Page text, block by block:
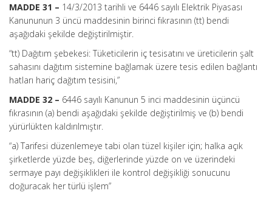
MADDE 31 – 14/3/2013 tarihli ve 6446 sayılı Elektrik Piyasası
Kanununun 3 üncü maddesinin birinci fıkrasının (tt) bendi
aşağıdaki şekilde değiştirilmiştir.
“tt) Dağıtım şebekesi: Tüketicilerin iç tesisatını ve üreticilerin şalt
sahasını dağıtım sistemine bağlamak üzere tesis edilen bağlantı
hatları hariç dağıtım tesisini,”
MADDE 32 – 6446 sayılı Kanunun 5 inci maddesinin üçüncü
fıkrasının (a) bendi aşağıdaki şekilde değiştirilmiş ve (b) bendi
yürürlükten kaldırılmıştır.
“a) Tarifesi düzenlemeye tabi olan tüzel kişiler için; halka açık
şirketlerde yüzde beş, diğerlerinde yüzde on ve üzerindeki
sermaye payı değişiklikleri ile kontrol değişikliği sonucunu
doğuracak her türlü işlem”